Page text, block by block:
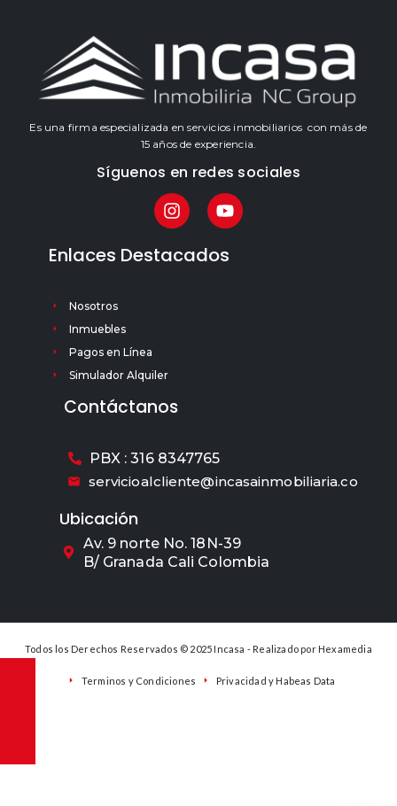
Es una firma especializada en servicios inmobiliarios con más de
15 años de experiencia.
Síguenos en redes sociales
Enlaces Destacados
Nosotros
Inmuebles
Pagos en Línea
Simulador Alquiler
Contáctanos
PBX : 316 8347765
servicioalcliente@incasainmobiliaria.co
Ubicación
Av. 9 norte No. 18N-39
B/ Granada Cali Colombia
Todos los Derechos Reservados © 2025 Incasa - Realizado por Hexamedia
Terminos y Condiciones Privacidad y Habeas Data